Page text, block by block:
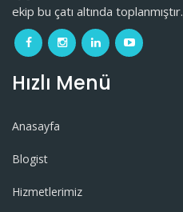
ekip bu çatı altında toplanmıştır.
Hızlı Menü
Anasayfa
Blogist
Hizmetlerimiz